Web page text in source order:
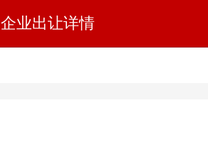
企业出让详情